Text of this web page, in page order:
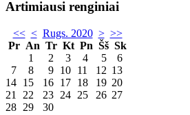
Artimiausi renginiai
<< < Rugs. 2020 > >>
Pr An Tr Kt Pn Šš Sk
1
2 3 4 5
6
7
8 9 10 11 12 13
14 15 16 17 18 19 20
21
22 23 24 25 26 27
28 29 30